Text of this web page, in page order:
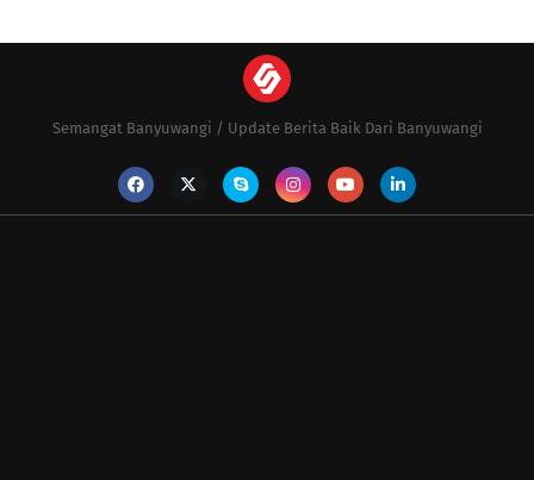
Semangat Banyuwangi / Update Berita Baik Dari Banyuwangi